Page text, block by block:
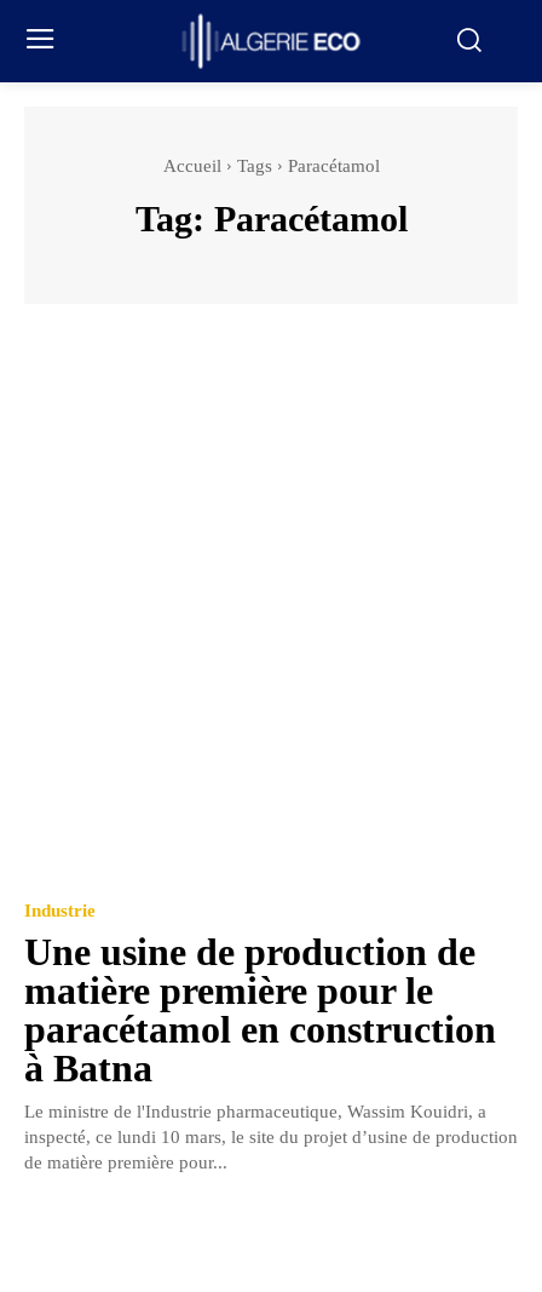
Accueil Tags Paracétamol
Tag: Paracétamol
Industrie
Une usine de production de
matière première pour le
paracétamol en construction
à Batna
Le ministre de l'Industrie pharmaceutique, Wassim Kouidri, a
inspecté, ce lundi 10 mars, le site du projet d’usine de production
de matière première pour...